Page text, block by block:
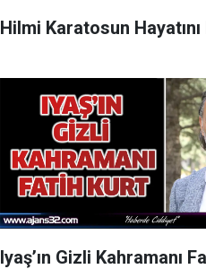
Hilmi Karatosun
Iyaş’ın Gizli Kahramanı